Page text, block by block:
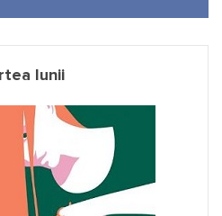
lunii